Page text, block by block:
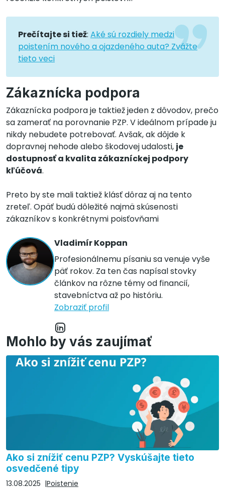
Prečítajte si tiež: Aké sú rozdiely medzi
poistením nového a ojazdeného auta? Zvážte
tieto veci
Zákaznícka podpora
Zákaznícka podpora je taktiež jeden z dôvodov, prečo
sa zamerať na porovnanie PZP. V ideálnom prípade ju
nikdy nebudete potrebovať. Avšak, ak dôjde k
dopravnej nehode alebo škodovej udalosti, je
dostupnosť a kvalita zákazníckej podpory
kľúčová.
Preto by ste mali taktiež klásť dôraz aj na tento
zreteľ. Opäť budú dôležité najmä skúsenosti
zákazníkov s konkrétnymi poisťovňami
Vladimír Koppan
Profesionálnemu písaniu sa venuje vyše
päť rokov. Za ten čas napísal stovky
článkov na rôzne témy od financií,
stavebníctva až po históriu.
Zobraziť profil
Mohlo by vás zaujímať
Ako si znížiť cenu PZP? Vyskúšajte tieto
osvedčené tipy
13.08.2025
Poistenie